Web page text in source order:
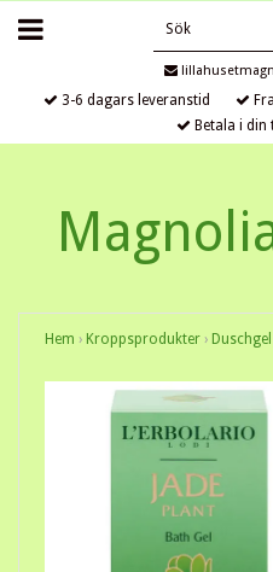
3-6 dagars leveranstid
Betala i din
Hem › Kroppsprodukter ›